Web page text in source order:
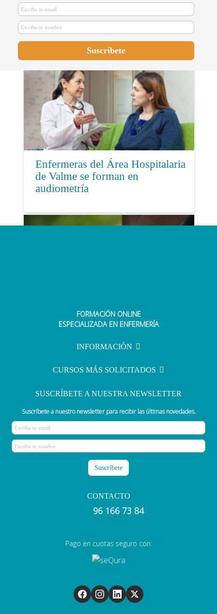
Enfermería del Trabajo: clave para
garantizar la seguridad y reducir
las bajas laborales
Enfermeras del Área Hospitalaria
de Valme se forman en
audiometría
Una enfermera imparte un curso
de Toledo
FORMACIÓN ONLINE
ESPECIALIZADA EN ENFERMERÍA
INFORMACIÓN
CURSOS MÁS SOLICITADOS
SUSCRÍBETE A NUESTRA NEWSLETTER
Suscríbete a nuestro newsletter para recibir las últimas novedades.
CONTACTO
96 166 73 84
Pago en cuotas seguro con: